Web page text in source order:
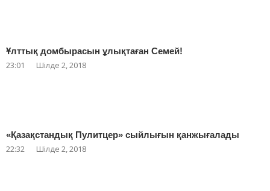
Ұлттық домбырасын ұлықтаған Семей!
23:01 Шілде 2, 2018
«Қазақстандық Пулитцер» сыйлығын қанжығалады
22:32 Шілде 2, 2018